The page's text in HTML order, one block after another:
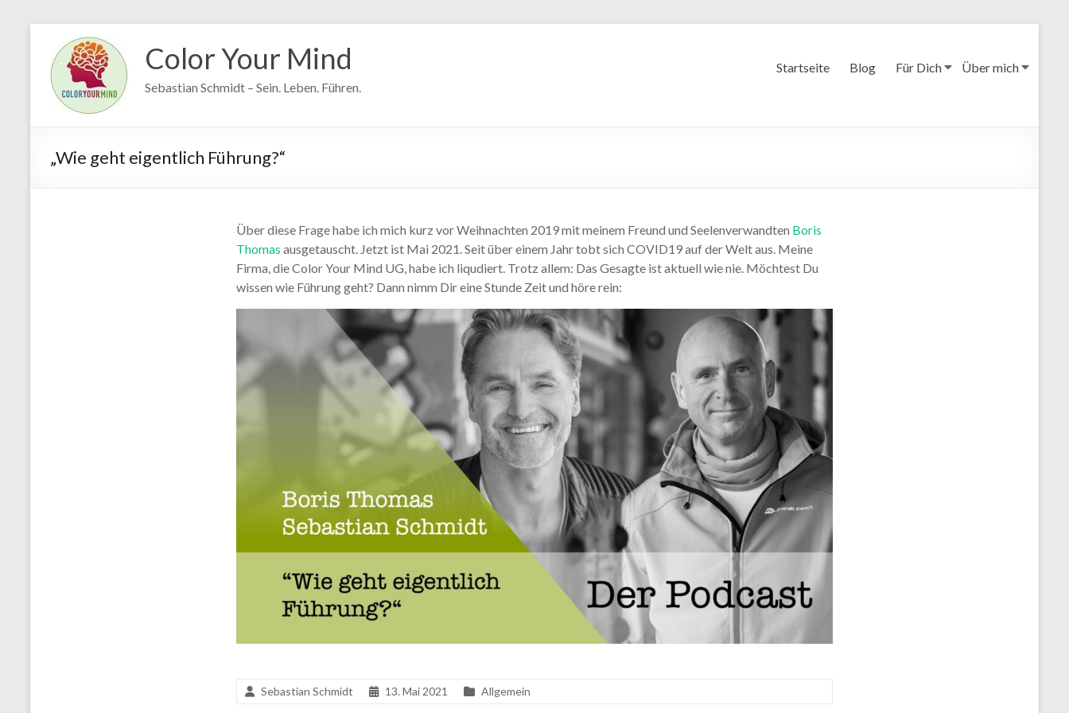
Inhalt
springen
Color Your Mind
Sebastian Schmidt – Sein. Leben. Führen.
Startseite Blog Für Dich Über mich
„Wie geht eigentlich Führung?“
Über diese Frage habe ich mich kurz vor Weihnachten 2019 mit meinem Freund und Seelenverwandten Boris
Thomas ausgetauscht. Jetzt ist Mai 2021. Seit über einem Jahr tobt sich COVID19 auf der Welt aus. Meine
Firma, die Color Your Mind UG, habe ich liqudiert. Trotz allem: Das Gesagte ist aktuell wie nie. Möchtest Du
wissen wie Führung geht? Dann nimm Dir eine Stunde Zeit und höre rein:
Sebastian Schmidt 13. Mai 2021 Allgemein